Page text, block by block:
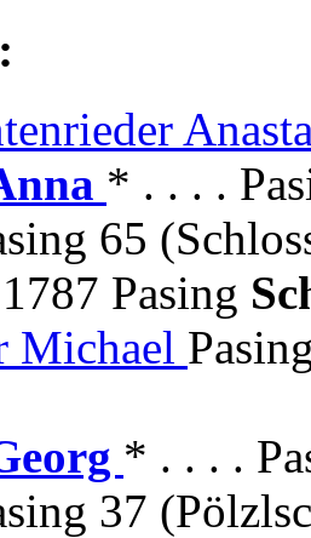
* . . . .
65
Pasing
Michael
* . . . .
37